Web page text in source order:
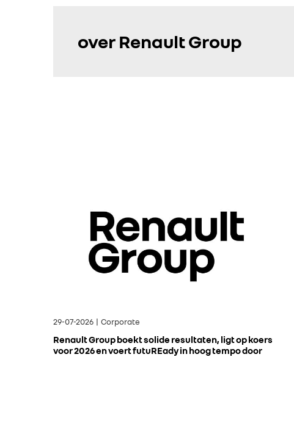
over Renault Group
29-07-2026 | Corporate
Renault Group boekt solide resultaten, ligt op koers
voor 2026 en voert futuREady in hoog tempo door